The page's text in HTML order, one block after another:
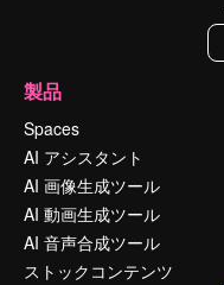
製品
Spaces
AI アシスタント
AI 画像生成ツール
AI 動画生成ツール
AI 音声合成ツール
ストックコンテンツ